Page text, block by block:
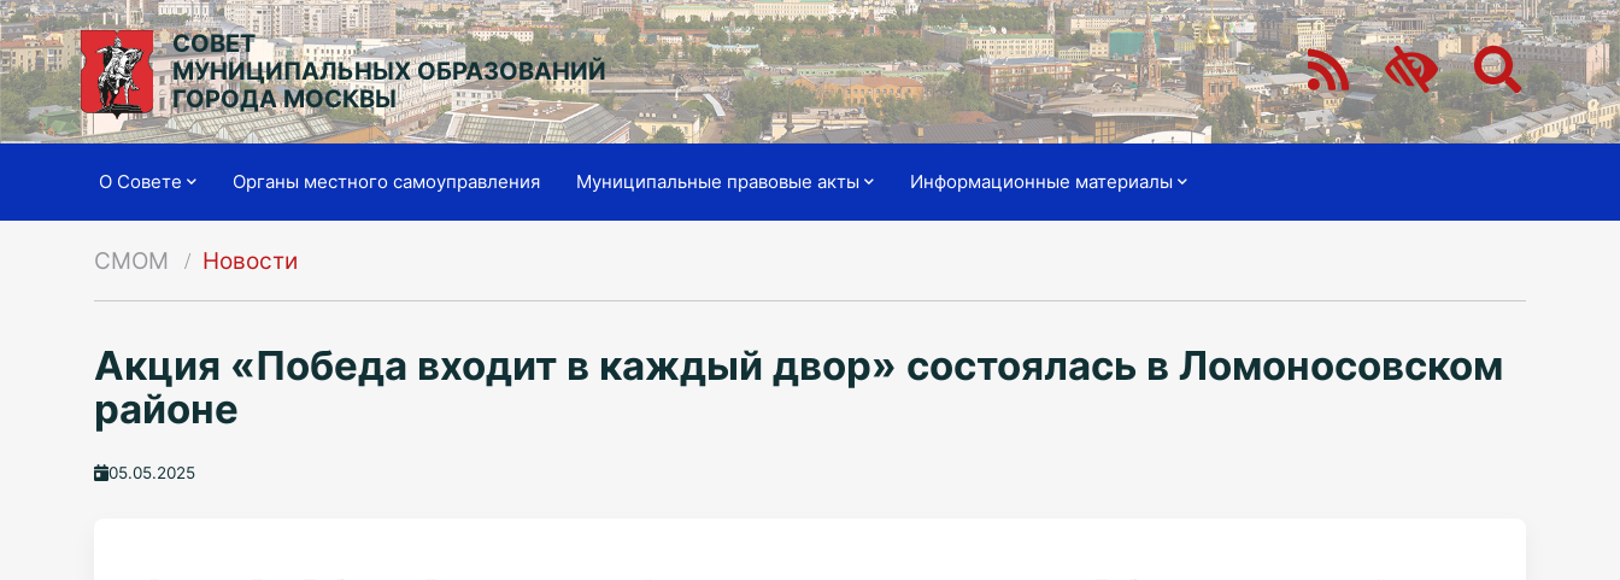
СОВЕТ
МУНИЦИПАЛЬНЫХ ОБРАЗОВАНИЙ
ГОРОДА МОСКВЫ
О Совете Органы местного самоуправления Муниципальные правовые акты Информационные материалы
СМОМ Новости
Акция «Победа входит в каждый двор» состоялась в Ломоносовском
районе
05.05.2025